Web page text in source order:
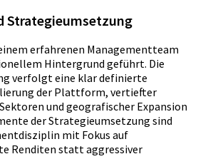
Strategieumsetzung
erfahrenen Managementteam
Hintergrund geführt. Die
verfolgt eine klar definierte
der Plattform, vertiefter
und geografischer Expansion
der Strategieumsetzung sind
mit Fokus auf
Renditen statt aggressiver